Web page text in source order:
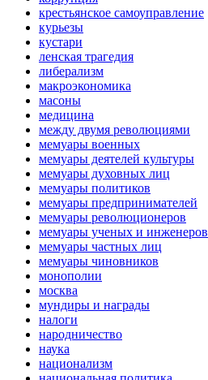
крестьянское самоуправление
курьезы
кустари
ленская трагедия
либерализм
макроэкономика
масоны
медицина
между двумя революциями
мемуары военных
мемуары деятелей культуры
мемуары духовных лиц
мемуары политиков
мемуары предпринимателей
мемуары революционеров
мемуары ученых и инженеров
мемуары частных лиц
мемуары чиновников
монополии
москва
мундиры и награды
налоги
народничество
наука
национализм